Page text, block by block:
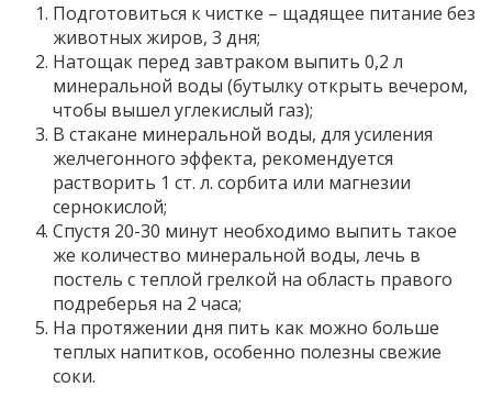
Подготовиться к чистке – щадящее питание без
животных жиров, 3 дня;
Натощак перед завтраком выпить 0,2 л
минеральной воды (бутылку открыть вечером,
чтобы вышел углекислый газ);
В стакане минеральной воды, для усиления
желчегонного эффекта, рекомендуется
растворить 1 ст. л. сорбита или магнезии
сернокислой;
Спустя 20-30 минут необходимо выпить такое
же количество минеральной воды, лечь в
постель с теплой грелкой на область правого
подреберья на 2 часа;
На протяжении дня пить как можно больше
теплых напитков, особенно полезны свежие
соки.